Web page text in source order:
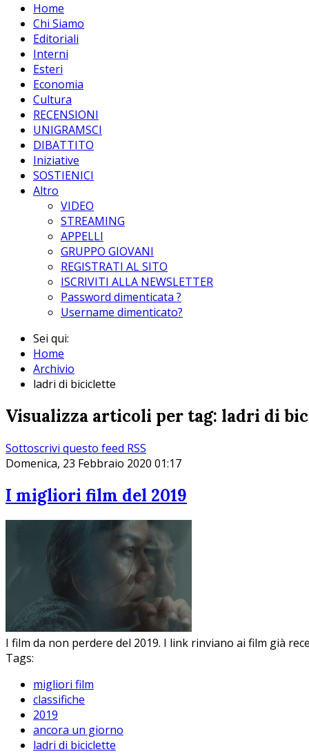
Home
Chi Siamo
Editoriali
Interni
Esteri
Economia
Cultura
RECENSIONI
UNIGRAMSCI
DIBATTITO
Iniziative
SOSTIENICI
Altro
VIDEO
STREAMING
APPELLI
GRUPPO GIOVANI
REGISTRATI AL SITO
ISCRIVITI ALLA NEWSLETTER
Password dimenticata ?
Username dimenticato?
Sei qui:
Home
Archivio
ladri di biciclette
Visualizza articoli per tag: ladri di
Sottoscrivi questo feed RSS
Domenica, 23 Febbraio 2020 01:17
I migliori film del 2019
I film da non perdere del 2019. I link rinviano ai film già
Tags:
migliori film
classifiche
2019
ancora un giorno
ladri di biciclette